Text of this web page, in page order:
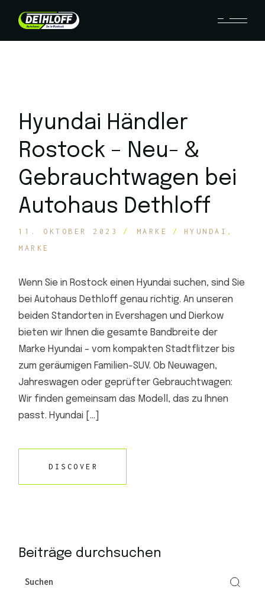
Hyundai Händler
Rostock – Neu- &
Gebrauchtwagen bei
Autohaus Dethloff
11. OKTOBER 2023 MARKE
HYUNDAI
MARKE
Wenn Sie in Rostock einen Hyundai suchen, sind Sie
bei Autohaus Dethloff genau richtig. An unseren
beiden Standorten in Evershagen und Dierkow
bieten wir Ihnen die gesamte Bandbreite der
Marke Hyundai – vom kompakten Stadtflitzer bis
zum geräumigen Familien-SUV. Ob Neuwagen,
Jahreswagen oder geprüfter Gebrauchtwagen:
Wir finden gemeinsam das Modell, das zu Ihnen
passt. Hyundai […]
DISCOVER
Beiträge durchsuchen